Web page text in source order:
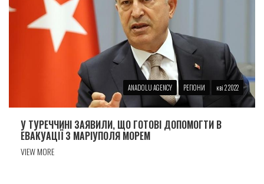
ANADOLU AGENCY РЕГІОНИ кві 2 2022
У ТУРЕЧЧИНІ ЗАЯВИЛИ, ЩО ГОТОВІ ДОПОМОГТИ В
ЕВАКУАЦІЇ З МАРІУПОЛЯ МОРЕМ
VIEW MORE